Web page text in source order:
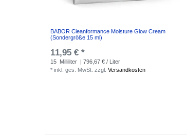
BABOR Cleanformance Moisture Glow Cream
(Sondergröße 15 ml)
11,95 € *
15 Milliliter | 796,67 € / Liter
*inkl. ges. MwSt. zzgl.Versandkosten